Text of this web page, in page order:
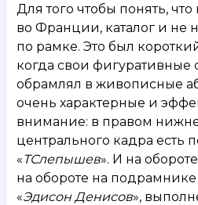
Для того чтобы понять,
во Франции, каталог и не
по рамке. Это был
когда свои
обрамлял в живописные
очень характерные и
внимание: в правом
центрального кадра есть
«ТСлепышев». И на
на обороте на
«Эдисон Денисов»,